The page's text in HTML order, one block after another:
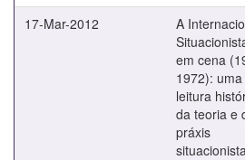
17-Mar-2012
A
em cena
1972): uma
leitura
da teoria e
práxis
situacionista